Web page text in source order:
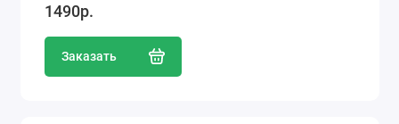
1490р.
Заказать